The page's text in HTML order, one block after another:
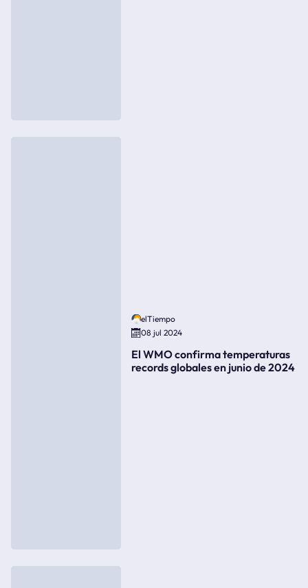
elTiempo
08 jul 2024
El WMO confirma temperaturas
records globales en junio de 2024